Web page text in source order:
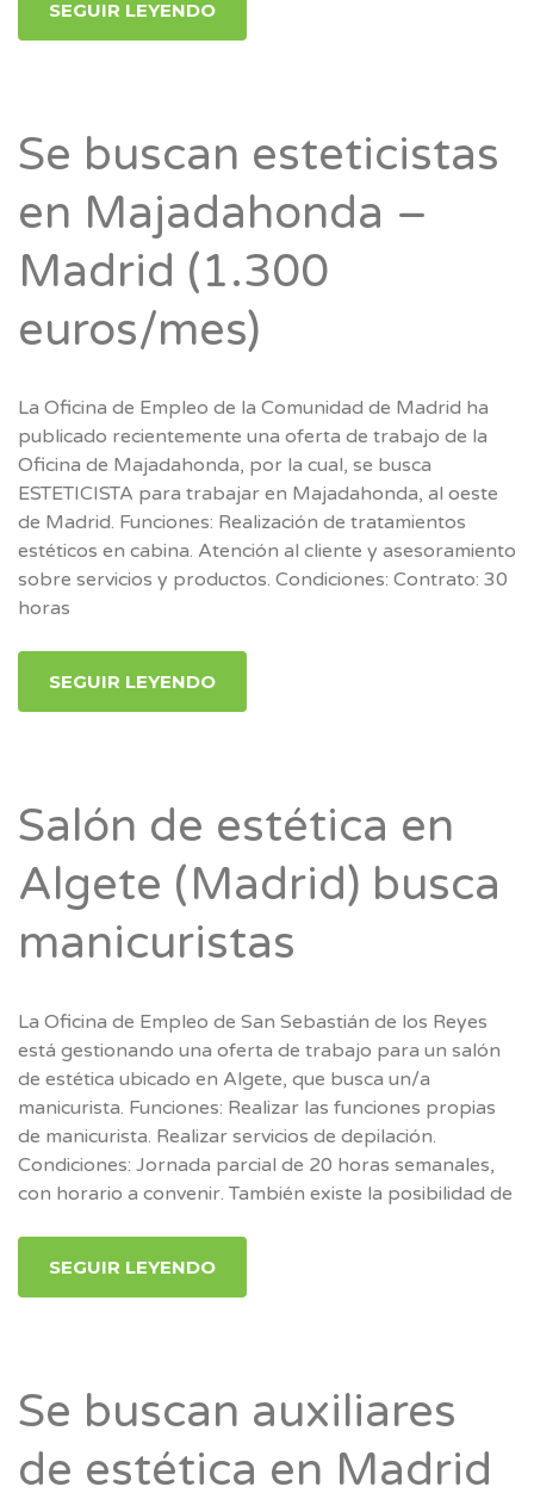
SEGUIR LEYENDO
Se buscan esteticistas
en Majadahonda –
Madrid (1.300
euros/mes)
La Oficina de Empleo de la Comunidad de Madrid ha
publicado recientemente una oferta de trabajo de la
Oficina de Majadahonda, por la cual, se busca
ESTETICISTA para trabajar en Majadahonda, al oeste
de Madrid. Funciones: Realización de tratamientos
estéticos en cabina. Atención al cliente y asesoramiento
sobre servicios y productos. Condiciones: Contrato: 30
horas
SEGUIR LEYENDO
Salón de estética en
Algete (Madrid) busca
manicuristas
La Oficina de Empleo de San Sebastián de los Reyes
está gestionando una oferta de trabajo para un salón
de estética ubicado en Algete, que busca un/a
manicurista. Funciones: Realizar las funciones propias
de manicurista. Realizar servicios de depilación.
Condiciones: Jornada parcial de 20 horas semanales,
con horario a convenir. También existe la posibilidad de
SEGUIR LEYENDO
Se buscan auxiliares
de estética en Madrid